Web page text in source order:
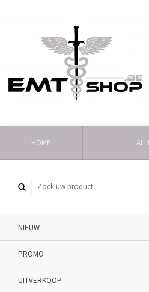
HOME
NIEUW
PROMO
UITVERKOOP